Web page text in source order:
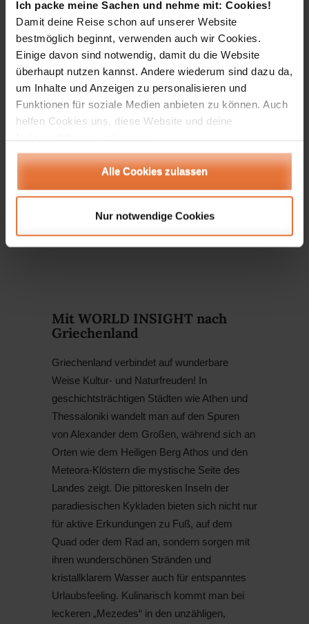
Ich packe meine Sachen und nehme mit: Cookies!
Damit deine Reise schon auf unserer Website
bestmöglich beginnt, verwenden auch wir Cookies.
Einige davon sind notwendig, damit du die Website
überhaupt nutzen kannst. Andere wiederum sind dazu da,
um Inhalte und Anzeigen zu personalisieren und
Funktionen für soziale Medien anbieten zu können. Auch
helfen Cookies uns, diese Website und deine
Alle Cookies zulassen
Nur notwendige Cookies
bedecken.
Zum Abschluss die Béchamelsoße darüber
gießen und glattstreichen.
Bei 180 °C (Ober-/Unterhitze) im vorgeheizten
Ofen für ca. 40–50 Minuten backen, bis die
Oberfläche goldbraun ist.
Das Moussaka vor dem Servieren 10 Minuten
ruhen lassen, damit es sich besser schneiden lässt.
Dazu passt ein frischer grüner Salat und etwas
Guten Appetit!
Mit WORLD INSIGHT nach
Griechenland
Griechenland verbindet auf wunderbare
Weise Kultur- und Naturfreuden! In
geschichtsträchtigen Städten wie Athen und
Thessaloniki wandelt man auf den Spuren
von Alexander dem Großen, während sich an
Orten wie dem Heiligen Berg Athos und den
Meteora-Klöstern die mystische Seite des
Landes zeigt. Die pittoresken Inseln der
paradiesischen Kykladen bieten sich nicht nur
für aktive Erkundungen zu Fuß, auf dem
Quad oder dem Rad an, sondern sorgen mit
ihren wunderschönen Stränden und
kristallklarem Wasser auch für entspanntes
Urlaubsfeeling. Kulinarisch kommt man bei
leckeren „Mezedes“ in den unzähligen,